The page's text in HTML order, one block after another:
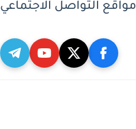
مواقع التواصل الاجتماعي